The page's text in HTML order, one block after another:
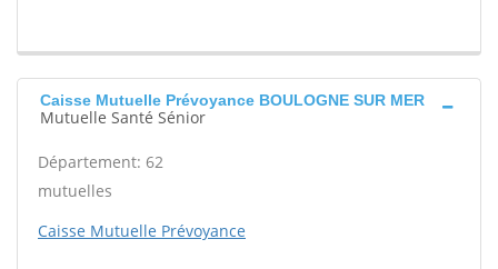
Caisse Mutuelle Prévoyance BOULOGNE SUR MER
Mutuelle Santé Sénior
Département: 62
mutuelles
Caisse Mutuelle Prévoyance